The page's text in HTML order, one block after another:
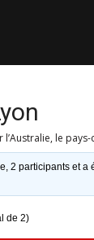
le
2 participants et
de 2)